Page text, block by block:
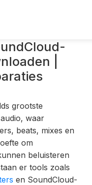
|
grootste
waar
beats, mixes en
om
beluisteren
er tools zoals
en SoundCloud-